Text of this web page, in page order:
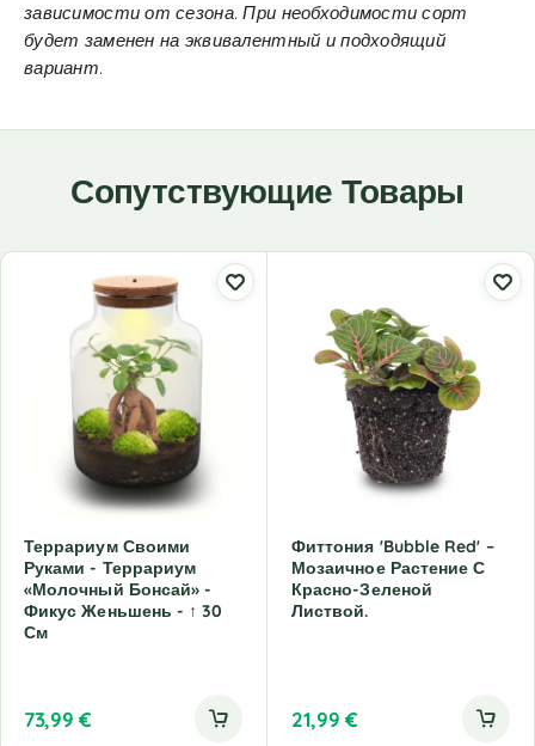
зависимости от сезона. При необходимости сорт
будет заменен на эквивалентный и подходящий
вариант.
Сопутствующие Товары
Террариум Своими
Руками - Террариум
«Молочный Бонсай» -
Фикус Женьшень - ↑ 30
См
73,99 €
Фиттония 'Bubble Red' –
Мозаичное Растение С
Красно-Зеленой
Листвой.
21,99 €